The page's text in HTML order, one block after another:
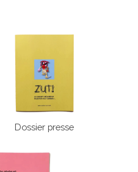
Dossier presse